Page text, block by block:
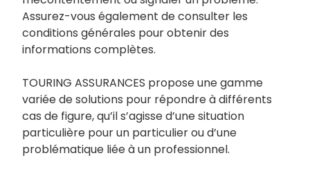
Assurez-vous également de consulter les
conditions générales pour obtenir des
informations complètes.
TOURING ASSURANCES propose une gamme
variée de solutions pour répondre à différents
cas de figure, qu’il s’agisse d’une situation
particulière pour un particulier ou d’une
problématique liée à un professionnel.